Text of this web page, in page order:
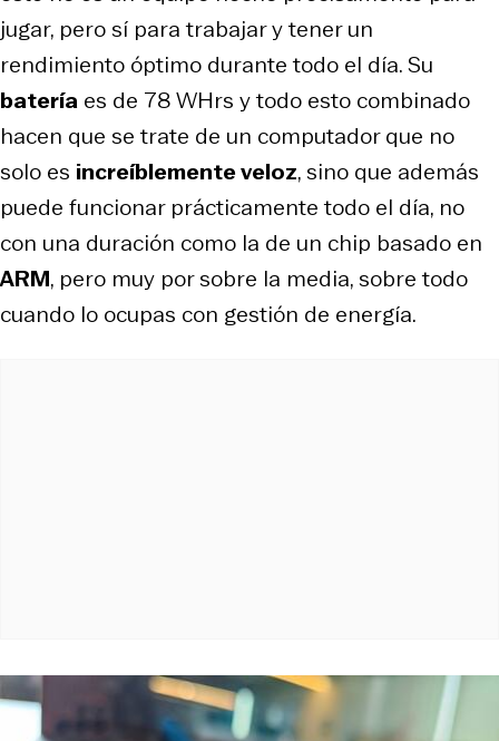
jugar, pero sí para trabajar y tener un
rendimiento óptimo durante todo el día. Su
batería es de 78 WHrs y todo esto combinado
hacen que se trate de un computador que no
solo es increíblemente veloz, sino que además
puede funcionar prácticamente todo el día, no
con una duración como la de un chip basado en
ARM, pero muy por sobre la media, sobre todo
cuando lo ocupas con gestión de energía.